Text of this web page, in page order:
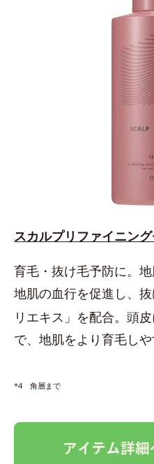
スカルプリファイニング
育毛・抜け毛予防に。地
地肌の血行を促進し、
リエキス」を配合。頭
で、地肌をより育毛しや
*4 角層まで